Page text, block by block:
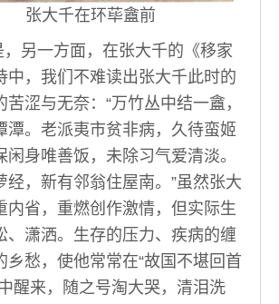
张大千在环荜盦前
一方面，在张大千的《移家
中，我们不难读出张大千此时的
苦涩与无奈：“万竹丛中结一盦，
潭。老派夷市贫非病，久待蛮姬
闲身唯善饭，未除习气爱清淡。
经，新有邻翁住屋南。”虽然张大
内省，重燃创作激情，但实际生
、潇洒。生存的压力、疾病的缠
乡愁，使他常常在“故国不堪回首
醒来，随之号淘大哭，清泪洗